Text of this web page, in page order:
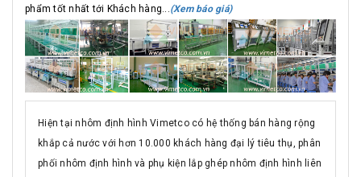
phẩm tốt nhất tới Khách hàng... (Xem báo giá)
Hiện tại nhôm định hình Vimetco có hệ thống bán hàng rộng
khắp cả nước với hơn 10.000 khách hàng đại lý tiêu thụ, phân
phối nhôm định hình và phụ kiện lắp ghép nhôm định hình liên